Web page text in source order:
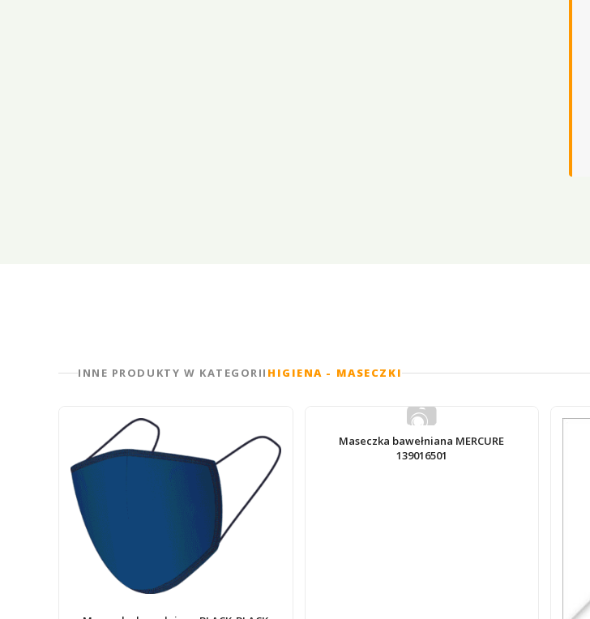
INNE PRODUKTY W KATEGORII HIGIENA - MASECZKI
📷
Maseczka bawełniana MERCURE
139016501